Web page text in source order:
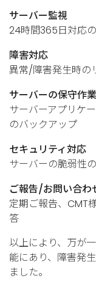
サーバー監視
24時間365日対応
障害対応
異常/障害発生時の
サーバーの保守作業
サーバーアプリケ
のバックアップ
セキュリティ対応
サーバーの脆弱性
ご報告/お問い合わ
定期ご報告、CMT
答
以上により、万が
能にあり、障害発
ました。